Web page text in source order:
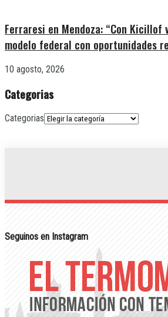
Ferraresi en Mendoza: “Con Kicillof
modelo federal con oportunidades
10 agosto, 2026
Categorias
Categorias
Seguinos en Instagram